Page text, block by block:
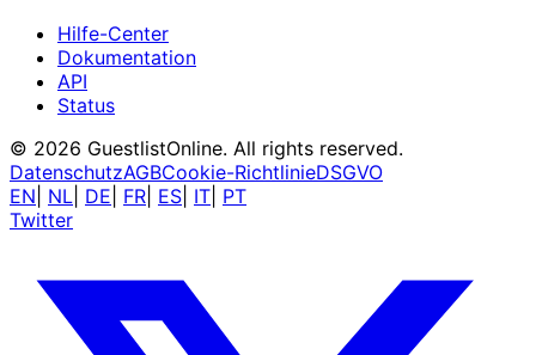
Hilfe-Center
Dokumentation
API
Status
© 2026 GuestlistOnline. All rights reserved.
DatenschutzAGBCookie-RichtlinieDSGVO
EN NL DE FR ES IT PT
Twitter